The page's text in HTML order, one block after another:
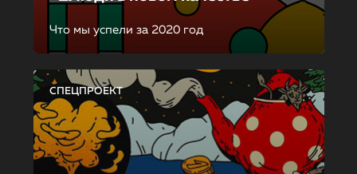
Что мы успели за 2020 год
СПЕЦПРОЕКТ